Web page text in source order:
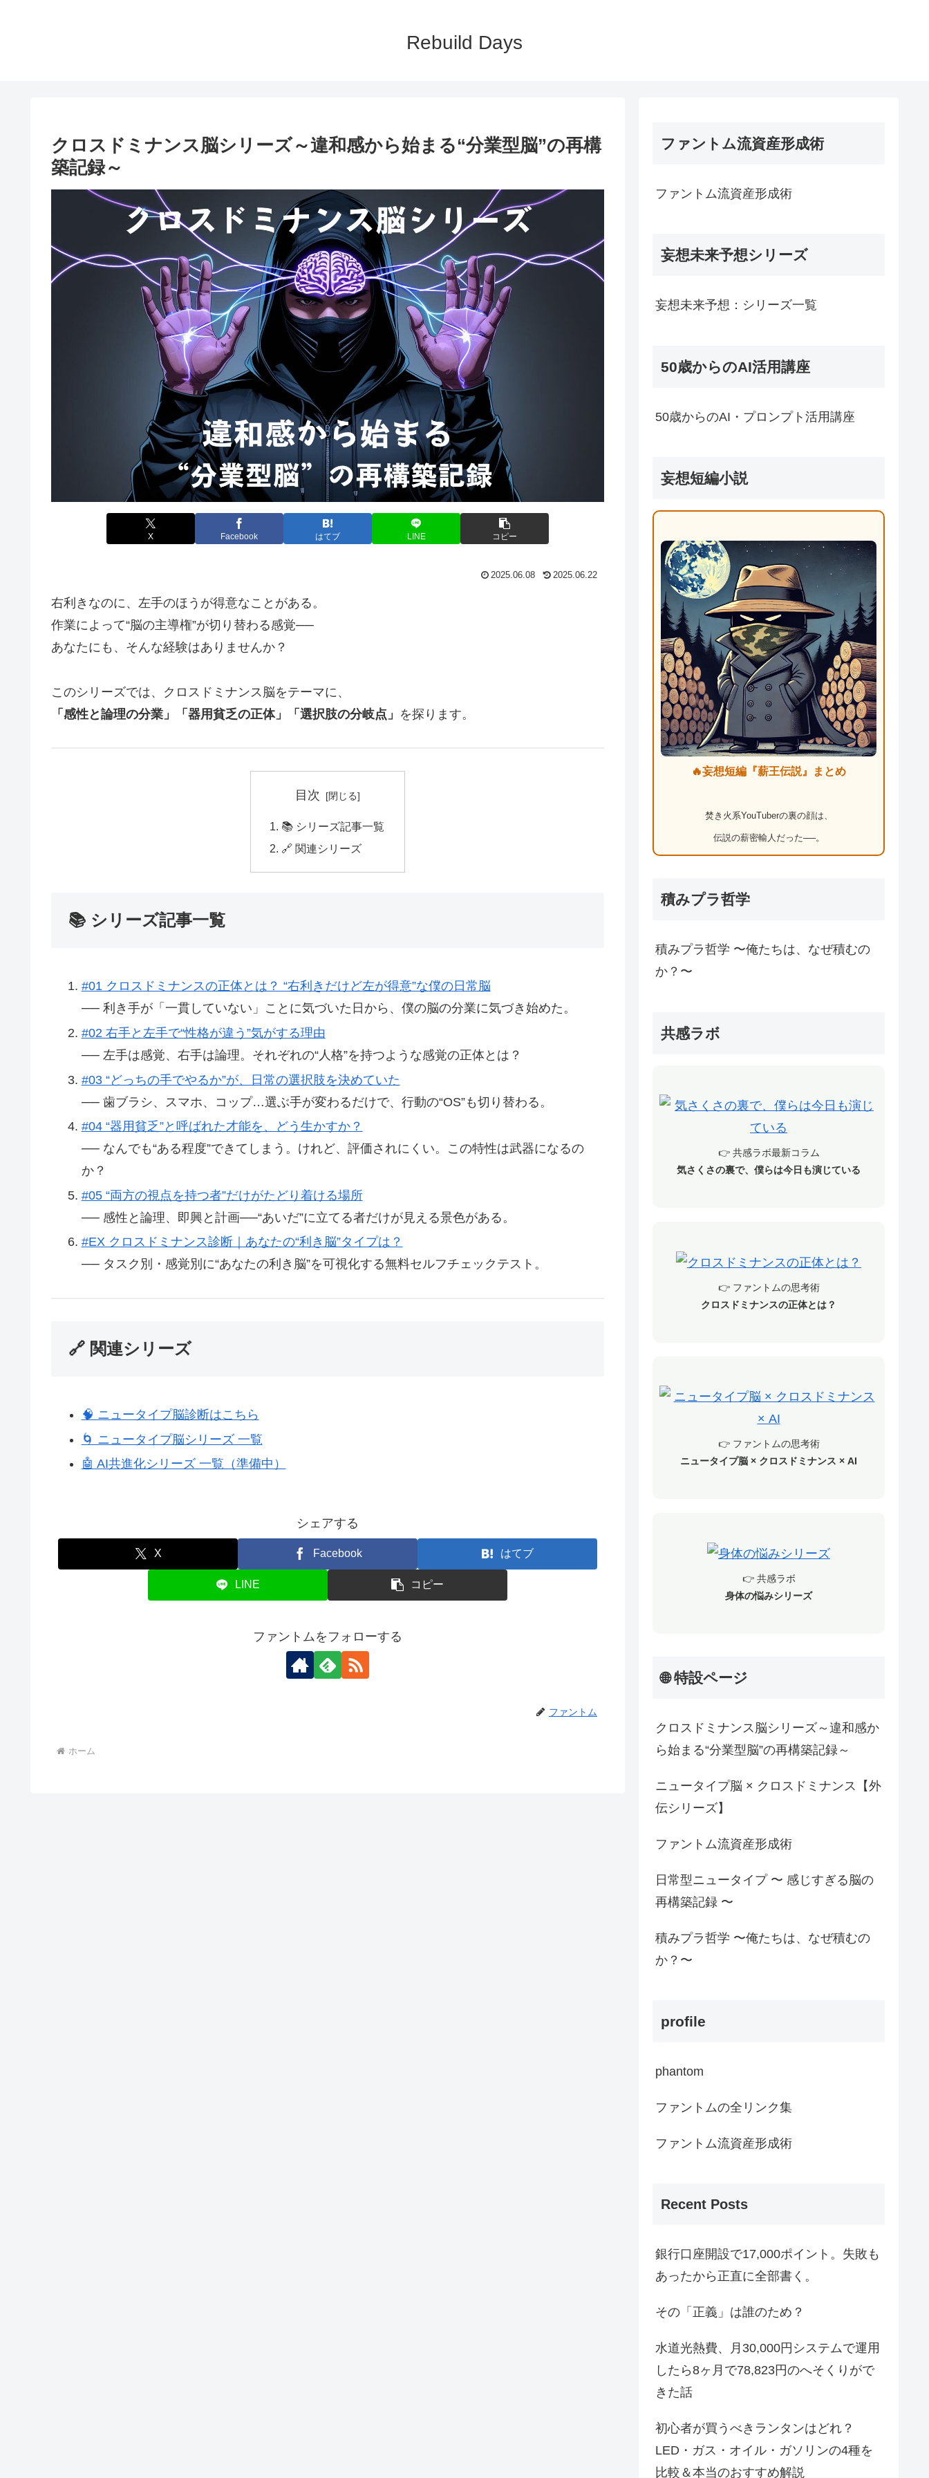
Rebuild Days
クロスドミナンス脳シリーズ～違和感から始まる“分業型脳”の再構
築記録～
X Facebook はてブ LINE コピー
2025.06.08 2025.06.22
右利きなのに、左手のほうが得意なことがある。
作業によって“脳の主導権”が切り替わる感覚──
あなたにも、そんな経験はありませんか？
このシリーズでは、クロスドミナンス脳をテーマに、
「感性と論理の分業」「器用貧乏の正体」「選択肢の分岐点」 を探ります。
目次
📚 シリーズ記事一覧
🔗 関連シリーズ
📚 シリーズ記事一覧
#01 クロスドミナンスの正体とは？ “右利きだけど左が得意”な僕の日常脳
── 利き手が「一貫していない」ことに気づいた日から、僕の脳の分業に気づき始めた。
#02 右手と左手で“性格が違う”気がする理由
── 左手は感覚、右手は論理。それぞれの“人格”を持つような感覚の正体とは？
#03 “どっちの手でやるか”が、日常の選択肢を決めていた
── 歯ブラシ、スマホ、コップ…選ぶ手が変わるだけで、行動の“OS”も切り替わる。
#04 “器用貧乏”と呼ばれた才能を、どう生かすか？
── なんでも“ある程度”できてしまう。けれど、評価されにくい。この特性は武器になるの
か？
#05 “両方の視点を持つ者”だけがたどり着ける場所
── 感性と論理、即興と計画──“あいだ”に立てる者だけが見える景色がある。
#EX クロスドミナンス診断｜あなたの“利き脳”タイプは？
── タスク別・感覚別に“あなたの利き脳”を可視化する無料セルフチェックテスト。
🔗 関連シリーズ
🧠 ニュータイプ脳診断はこちら
🌀 ニュータイプ脳シリーズ 一覧
🤖 AI共進化シリーズ 一覧（準備中）
シェアする
X Facebook はてブ
LINE コピー
ファントムをフォローする
ファントム
ホーム
ファントム流資産形成術
ファントム流資産形成術
妄想未来予想シリーズ
妄想未来予想：シリーズ一覧
50歳からのAI活用講座
50歳からのAI・プロンプト活用講座
妄想短編小説
🔥妄想短編『薪王伝説』まとめ
焚き火系YouTuberの裏の顔は、
伝説の薪密輸人だった──。
積みプラ哲学
積みプラ哲学 〜俺たちは、なぜ積むの
か？〜
共感ラボ
👉 共感ラボ最新コラム
気さくさの裏で、僕らは今日も演じている
👉 ファントムの思考術
クロスドミナンスの正体とは？
👉 ファントムの思考術
ニュータイプ脳 × クロスドミナンス × AI
👉 共感ラボ
身体の悩みシリーズ
🌐 特設ページ
クロスドミナンス脳シリーズ～違和感か
ら始まる“分業型脳”の再構築記録～
ニュータイプ脳 × クロスドミナンス【外
伝シリーズ】
ファントム流資産形成術
日常型ニュータイプ 〜 感じすぎる脳の
再構築記録 〜
積みプラ哲学 〜俺たちは、なぜ積むの
か？〜
profile
phantom
ファントムの全リンク集
ファントム流資産形成術
Recent Posts
銀行口座開設で17,000ポイント。失敗も
あったから正直に全部書く。
その「正義」は誰のため？
水道光熱費、月30,000円システムで運用
したら8ヶ月で78,823円のへそくりがで
きた話
初心者が買うべきランタンはどれ？
LED・ガス・オイル・ガソリンの4種を
比較＆本当のおすすめ解説